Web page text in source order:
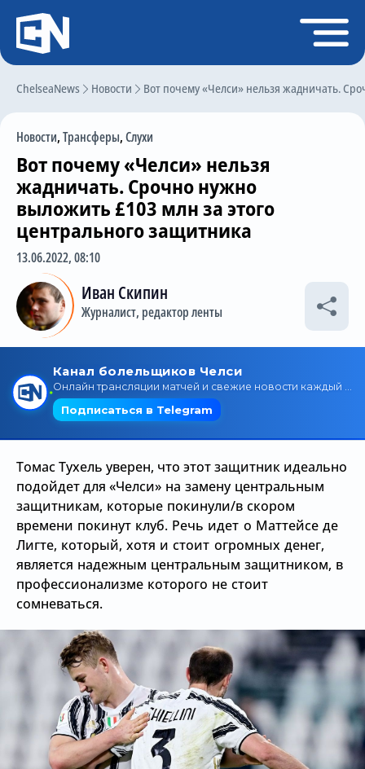
ChelseaNews Новости Вот почему «Челси» нельзя жадничать.
Новости,Трансферы,Слухи
Вот почему «Челси» нельзя
жадничать. Срочно нужно
выложить £103 млн за этого
центрального защитника
13.06.2022, 08:10
Иван Скипин
Журналист, редактор ленты
Томас Тухель уверен, что этот защитник идеально
подойдет для «Челси» на замену центральным
защитникам, которые покинули/в скором
времени покинут клуб. Речь идет о Маттейсе де
Лигте, который, хотя и стоит огромных денег,
является надежным центральным защитником, в
профессионализме которого не стоит
сомневаться.
Регистрация
Главная
Чат
Трансферы
Слухи
История Челси
Статистика
Календарь игр
Состав команды
Поиск по сайту
Трансляции
О сайте
Контакты